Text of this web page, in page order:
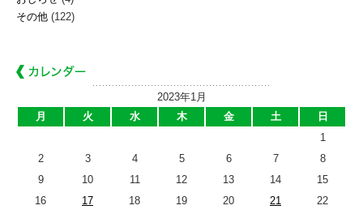
その他 (122)
2023年1月
月
火 水 木 金 土
日
1
2
3 4 5 6 7
8
9
10 11 12 13 14
15
16
17 18 19 20 21
22